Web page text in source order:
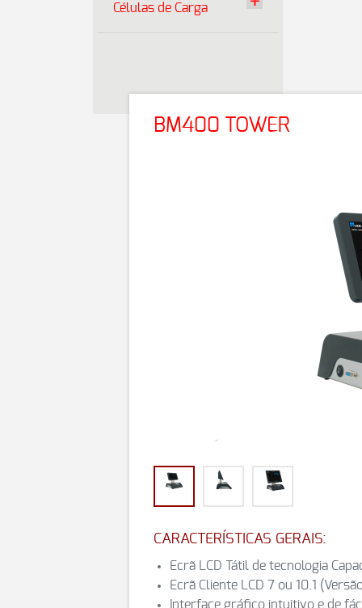
Células de Carga
BM400 TOWER
CARACTERÍSTICAS GERAIS:
Ecrã LCD Tátil de tecnologia
Ecrã Cliente LCD 7 ou 10.1
Interface gráfico intuitivo e de